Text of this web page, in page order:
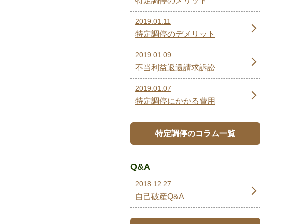
2019.01.11
特定調停のデメリット
2019.01.09
不当利益返還請求訴訟
2019.01.07
特定調停にかかる費用
特定調停のコラム一覧
Q&A
2018.12.27
自己破産Q&A